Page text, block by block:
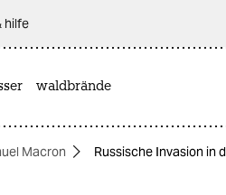
hilfe
waldbrände
Macron Russische Invasion in